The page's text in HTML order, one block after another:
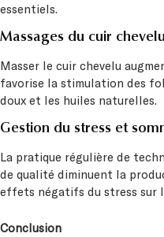
essentiels.
Massages du cuir
Masser le cuir chevelu
favorise la stimulation des
doux et les huiles naturelles.
Gestion du stress et
La pratique régulière de
de qualité diminuent la
effets négatifs du stress sur
Conclusion